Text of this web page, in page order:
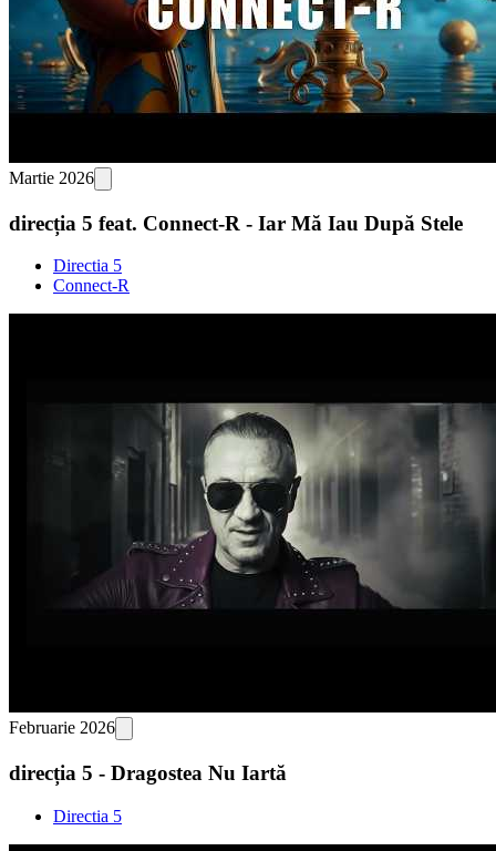
Martie 2026
direcția 5 feat. Connect-R - Iar Mă Iau După Stele
Directia 5
Connect-R
Februarie 2026
direcția 5 - Dragostea Nu Iartă
Directia 5